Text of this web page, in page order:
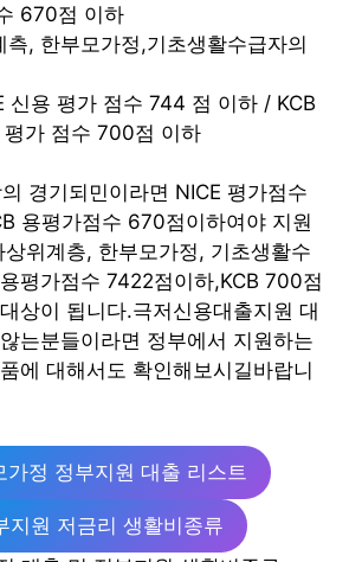
670점 이하
측, 한부모가정,기초생활수급자의
신용 평가 점수 744 점 이하 / KCB
평가 점수 700점 이하
경기되민이라면 NICE 평가점수
용평가점수 670점이하여야 지원
위계층, 한부모가정, 기초생활수
평가점수 7422점이하,KCB 700점
상이 됩니다.극저신용대출지원 대
는분들이라면 정부에서 지원하는
에 대해서도 확인해보시길바랍니
가정 정부지원 대출 리스트
지원 저금리 생활비종류